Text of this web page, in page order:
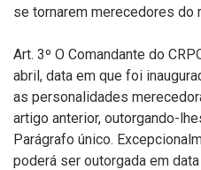
se tornarem merecedores do
Art. 3º O Comandante do
abril, data em que foi
as personalidades
artigo anterior, outorgando-
Parágrafo único.
poderá ser outorgada em